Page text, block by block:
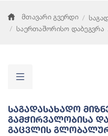
მთავარი გვერდი
საერთაშორისო დაბეგვრა
Საგადასახადო
Გამჭირვალობისა
Გაცვლის